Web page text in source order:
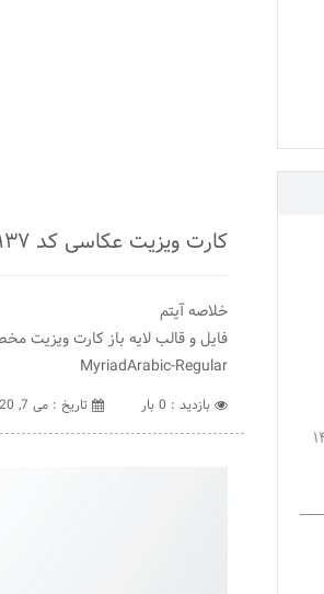
کارت ویزیت عکاسی کد ۱۳۷
خلاصه آیتم
MyriadArabic-Regular
بازدید : 0 بار تاريخ : می 7, 2020